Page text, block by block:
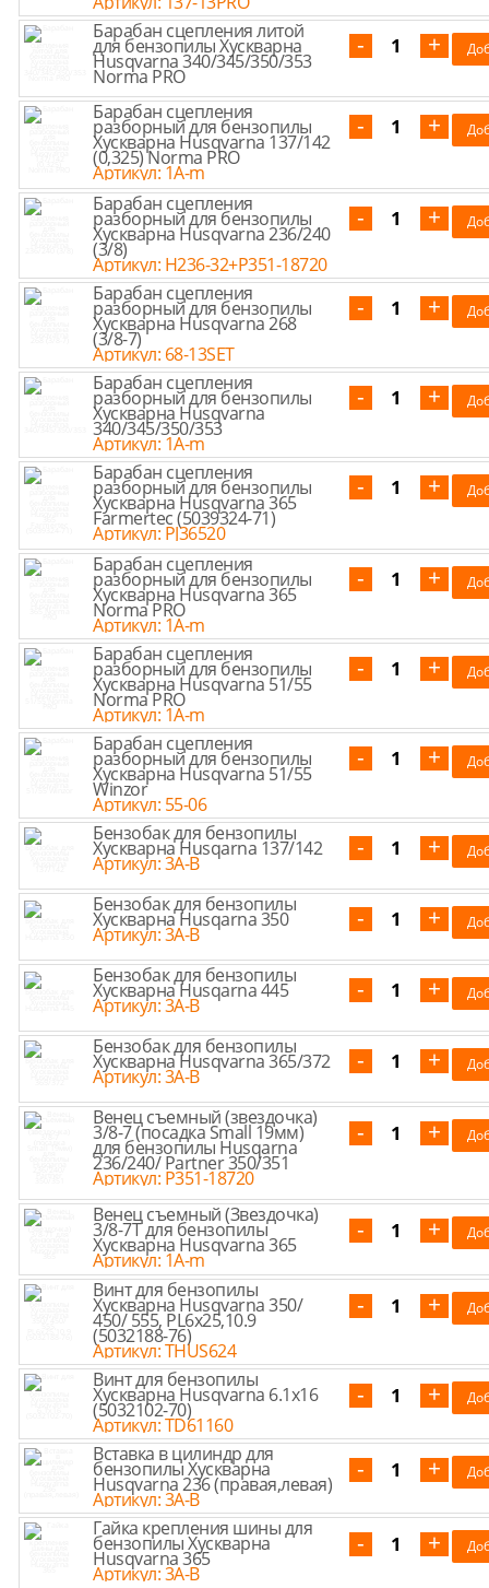
Барабан сцепления литой
для бензопилы Хускварна
Husqvarna 340/345/350/353
Norma PRO
Барабан сцепления
разборный для бензопилы
Хускварна Husqvarna 137/142
(0,325) Norma PRO
Артикул: 1A-m
Барабан сцепления
разборный для бензопилы
Хускварна Husqvarna 236/240
(3/8)
Артикул: H236-32+P351-18720
Барабан сцепления
разборный для бензопилы
Хускварна Husqvarna 268
(3/8-7)
Артикул: 68-13SET
Барабан сцепления
разборный для бензопилы
Хускварна Husqvarna
340/345/350/353
Артикул: 1A-m
Барабан сцепления
разборный для бензопилы
Хускварна Husqvarna 365
Farmertec (5039324-71)
Артикул: PJ36520
Барабан сцепления
разборный для бензопилы
Хускварна Husqvarna 365
Norma PRO
Артикул: 1A-m
Барабан сцепления
разборный для бензопилы
Хускварна Husqvarna 51/55
Norma PRO
Артикул: 1A-m
Барабан сцепления
разборный для бензопилы
Хускварна Husqvarna 51/55
Winzor
Артикул: 55-06
Бензобак для бензопилы
Хускварна Husqarna 137/142
Артикул: 3A-B
Бензобак для бензопилы
Хускварна Husqarna 350
Артикул: 3A-B
Бензобак для бензопилы
Хускварна Husqarna 445
Артикул: 3A-B
Бензобак для бензопилы
Хускварна Husqvarna 365/372
Артикул: 3A-B
Венец съемный (звездочка)
3/8-7 (посадка Small 19мм)
для бензопилы Husqarna
236/240/ Partner 350/351
Артикул: P351-18720
Венец съемный (Звездочка)
3/8-7Т для бензопилы
Хускварна Husqvarna 365
Артикул: 1A-m
Винт для бензопилы
Хускварна Husqvarna 350/
450/ 555, PL6x25,10.9
(5032188-76)
Артикул: THUS624
Винт для бензопилы
Хускварна Husqvarna 6.1х16
(5032102-70)
Артикул: TD61160
Вставка в цилиндр для
бензопилы Хускварна
Husqvarna 236 (правая,левая)
Артикул: 3A-B
Гайка крепления шины для
бензопилы Хускварна
Husqvarna 365
Артикул: 3A-B